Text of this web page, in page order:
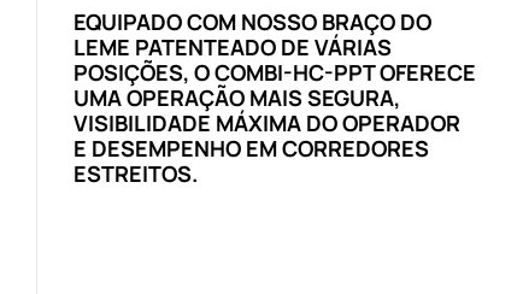
EQUIPADO COM NOSSO BRAÇO DO
LEME PATENTEADO DE VÁRIAS
POSIÇÕES, O COMBI-HC-PPT OFERECE
UMA OPERAÇÃO MAIS SEGURA,
VISIBILIDADE MÁXIMA DO OPERADOR
E DESEMPENHO EM CORREDORES
ESTREITOS.